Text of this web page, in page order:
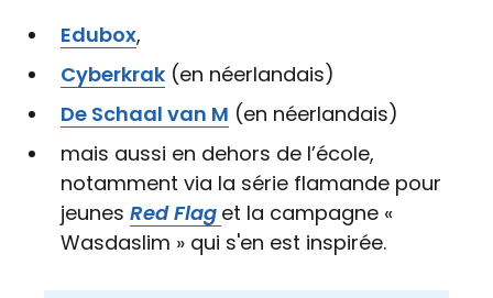
Edubox,
Cyberkrak (en néerlandais)
De Schaal van M (en néerlandais)
mais aussi en dehors de l’école,
notamment via la série flamande pour
jeunes Red Flag et la campagne «
Wasdaslim » qui s'en est inspirée.